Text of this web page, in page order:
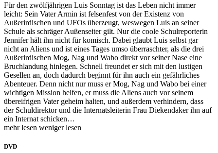
Für den zwölfjährigen Luis Sonntag ist das Leben nicht immer
leicht: Sein Vater Armin ist felsenfest von der Existenz von
Außerirdischen und UFOs überzeugt, weswegen Luis an seiner
Schule als schräger Außenseiter gilt. Nur die coole Schulreporterin
Jennifer hält ihn nicht für komisch. Dabei glaubt Luis selbst gar
nicht an Aliens und ist eines Tages umso überraschter, als die drei
Außerirdischen Mog, Nag und Wabo direkt vor seiner Nase eine
Bruchlandung hinlegen. Schnell freundet er sich mit den lustigen
Gesellen an, doch dadurch beginnt für ihn auch ein gefährliches
Abenteuer. Denn nicht nur muss er Mog, Nag und Wabo bei einer
wichtigen Mission helfen, er muss die Aliens auch vor seinem
übereifrigen Vater geheim halten, und außerdem verhindern, dass
der Schuldirektor und die Internatsleiterin Frau Diekendaker ihn auf
ein Internat schicken…
mehr lesen weniger lesen
DVD